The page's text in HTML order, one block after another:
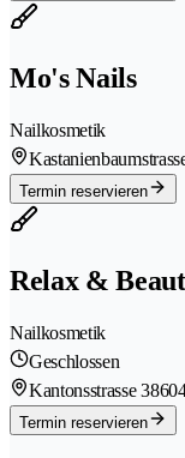
Mo's Nails
Nailkosmetik
Termin reservieren
Relax &
Nailkosmetik
Geschlossen
Kantonsstrasse 38
Termin reservieren